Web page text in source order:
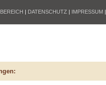
| DATENSCHUTZ | IMPRESSUM |